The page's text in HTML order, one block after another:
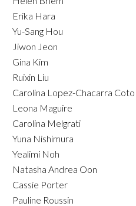
Erika Hara
Yu-Sang Hou
Jiwon Jeon
Gina Kim
Ruixin Liu
Carolina Lopez-Chacarra Coto
Leona Maguire
Carolina Melgrati
Yuna Nishimura
Yealimi Noh
Natasha Andrea Oon
Cassie Porter
Pauline Roussin